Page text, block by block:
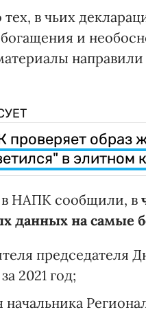
в чьих
и
проверяет образ
в элитном
в НАПК сообщили, в
данных на самые
председателя
2021 год;
начальника